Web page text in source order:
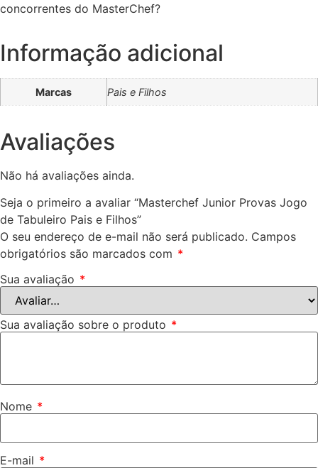
concorrentes do MasterChef?
Informação adicional
Marcas Pais e Filhos
Avaliações
Não há avaliações ainda.
Seja o primeiro a avaliar “Masterchef Junior Provas Jogo
de Tabuleiro Pais e Filhos”
O seu endereço de e-mail não será publicado. Campos
obrigatórios são marcados com *
Sua avaliação *
Sua avaliação sobre o produto *
Nome *
E-mail *